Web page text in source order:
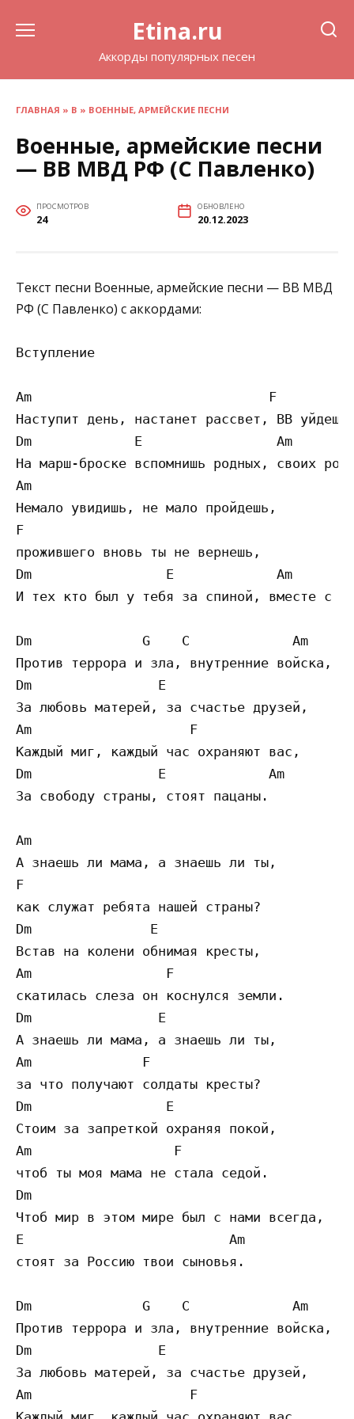
Etina.ru
Аккорды популярных песен
ГЛАВНАЯ » В » ВОЕННЫЕ, АРМЕЙСКИЕ ПЕСНИ
Военные, армейские песни
— ВВ МВД РФ (С Павленко)
ПРОСМОТРОВ
24
ОБНОВЛЕНО
20.12.2023
Текст песни Военные, армейские песни — ВВ МВД
РФ (С Павленко) с аккордами:
Вступление
Am                              F
Наступит день, настанет рассвет, ВВ
Dm             E                 Am
На марш-броске вспомнишь родных, своих
Am
Немало увидишь, не мало пройдешь,
F
прожившего вновь ты не вернешь,
Dm                 E             Am
И тех кто был у тебя за спиной, вместе с
Dm              G    C             Am
Против террора и зла, внутренние войска,
Dm                E
За любовь матерей, за счастье друзей,
Am                    F
Каждый миг, каждый час охраняют вас,
Dm                E             Am
За свободу страны, стоят пацаны.
Am
А знаешь ли мама, а знаешь ли ты,
F
как служат ребята нашей страны?
Dm               E
Встав на колени обнимая кресты,
Am                 F
скатилась слеза он коснулся земли.
Dm                E
А знаешь ли мама, а знаешь ли ты,
Am              F
за что получают солдаты кресты?
Dm                 E
Стоим за запреткой охраняя покой,
Am                  F
чтоб ты моя мама не стала седой.
Dm
Чтоб мир в этом мире был с нами всегда,
E                          Am
стоят за Россию твои сыновья.
Dm              G    C             Am
Против террора и зла, внутренние войска,
Dm                E
За любовь матерей, за счастье друзей,
Am                    F